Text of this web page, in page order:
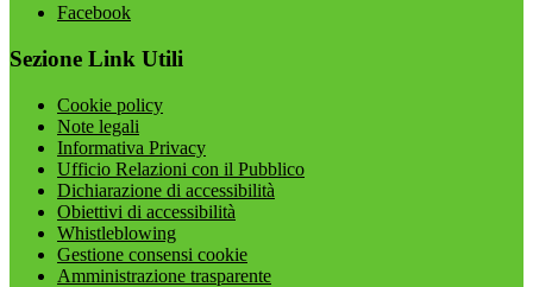
Facebook
Sezione Link Utili
Cookie policy
Note legali
Informativa Privacy
Ufficio Relazioni con il Pubblico
Dichiarazione di accessibilità
Obiettivi di accessibilità
Whistleblowing
Gestione consensi cookie
Amministrazione trasparente